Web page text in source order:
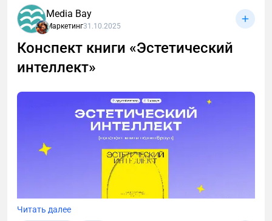
Media Bay
Маркетинг31.10.2025
Конспект книги «Эстетический
интеллект»
Читать далее